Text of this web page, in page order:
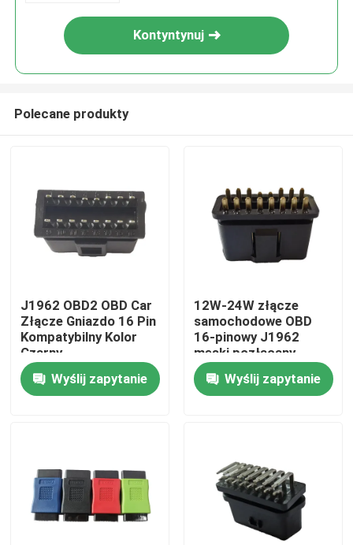
Dom
O nas
Kontyntynuj
Polecane produkty
J1962 OBD2 OBD Car
Złącze Gniazdo 16 Pin
Kompatybilny Kolor
Czarny
Wyślij zapytanie
12W-24W złącze
samochodowe OBD
16-pinowy J1962
męski pozłacany
adapter
Wyślij zapytanie